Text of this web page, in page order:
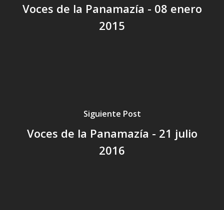
Voces de la Panamazía - 08 enero
2015
Siguiente Post
Voces de la Panamazía - 21 julio
2016